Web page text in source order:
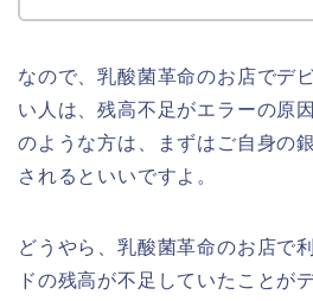
なので、乳酸菌革命のお店でデ
い人は、残高不足がエラーの原
のような方は、まずはご自身の
されるといいですよ。
どうやら、乳酸菌革命のお店で
ドの残高が不足していたことが